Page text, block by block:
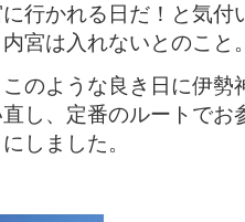
行かれる日だ！と気付
宮は入れないとのこと
のような良き日に伊勢
し、定番のルートでお
しました。